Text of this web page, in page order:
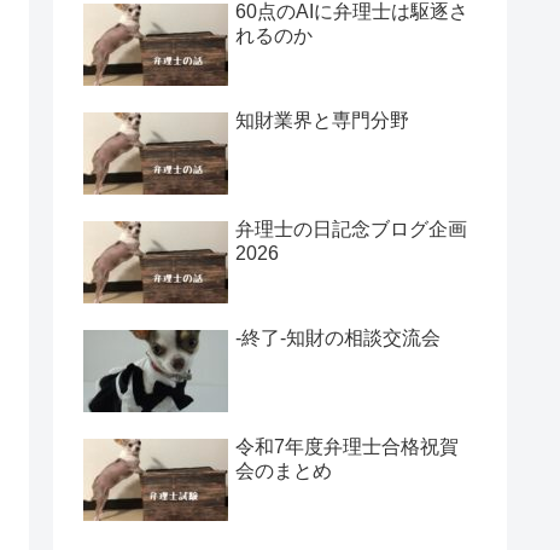
60点のAIに弁理士は駆逐さ
れるのか
知財業界と専門分野
弁理士の日記念ブログ企画
2026
-終了-知財の相談交流会
令和7年度弁理士合格祝賀
会のまとめ